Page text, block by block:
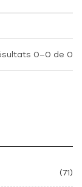
(71)
0–0 de 0